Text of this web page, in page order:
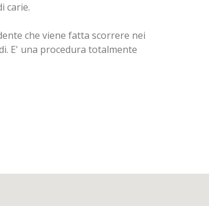
carie.
che viene fatta scorrere nei
E' una procedura totalmente